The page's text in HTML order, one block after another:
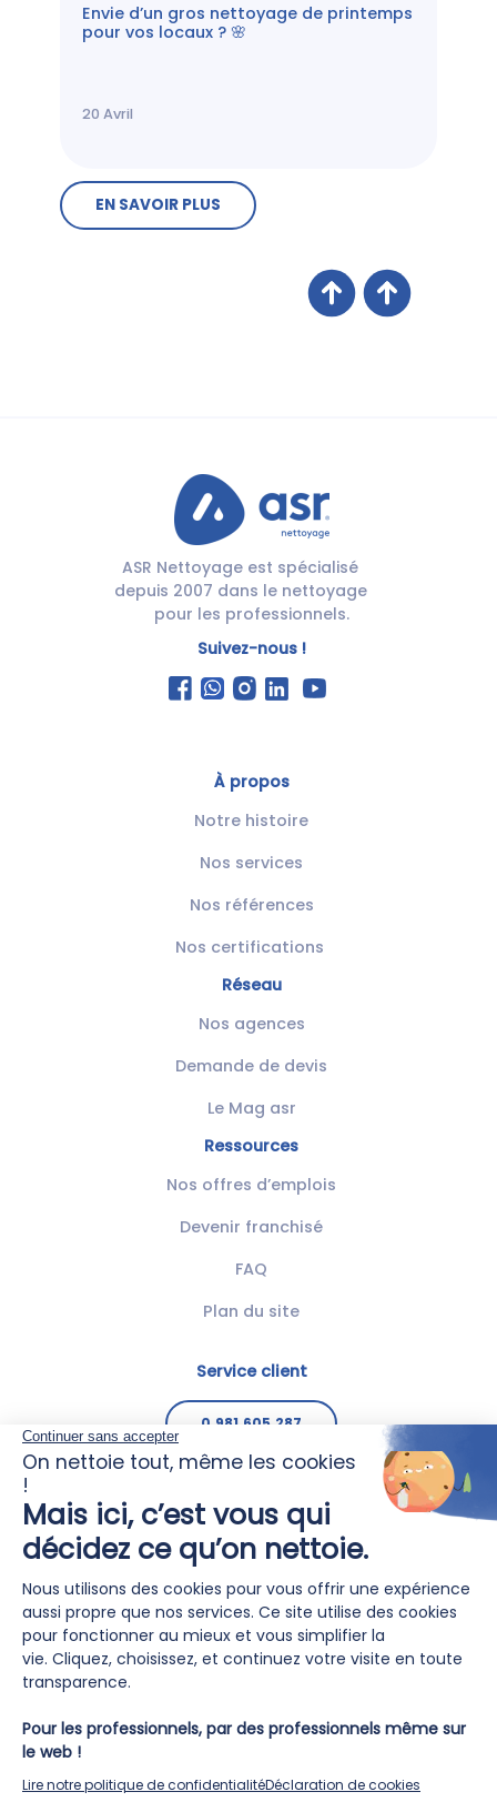
Envie d’un gros nettoyage de printemps
pour vos locaux ? 🌸
20 Avril
EN SAVOIR PLUS
ASR Nettoyage est spécialisé
depuis 2007 dans le nettoyage
pour les professionnels.
Suivez-nous !
À propos
Notre histoire
Nos services
Nos références
Nos certifications
Réseau
Nos agences
Demande de devis
Le Mag asr
Ressources
Nos offres d’emplois
Devenir franchisé
FAQ
Plan du site
Service client
0.981.605.287
ASR Nettoyage est certifiée ISO 9001,
management de la qualité